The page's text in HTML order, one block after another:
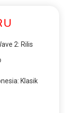
2: Rilis
Klasik